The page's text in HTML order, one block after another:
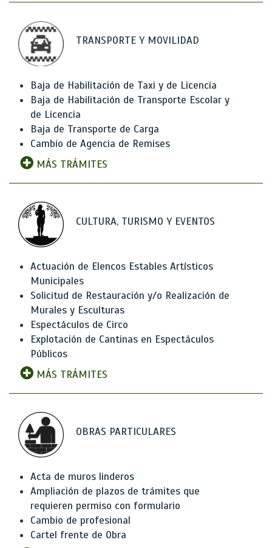
TRANSPORTE Y MOVILIDAD
Baja de Habilitación de Taxi y de Licencia
Baja de Habilitación de Transporte Escolar y
de Licencia
Baja de Transporte de Carga
Cambio de Agencia de Remises
MÁS TRÁMITES
CULTURA, TURISMO Y EVENTOS
Actuación de Elencos Estables Artísticos
Municipales
Solicitud de Restauración y/o Realización de
Murales y Esculturas
Espectáculos de Circo
Explotación de Cantinas en Espectáculos
Públicos
MÁS TRÁMITES
OBRAS PARTICULARES
Acta de muros linderos
Ampliación de plazos de trámites que
requieren permiso con formulario
Cambio de profesional
Cartel frente de Obra